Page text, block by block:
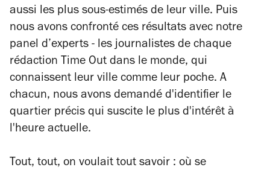
aussi les plus sous-estimés de leur ville. Puis
nous avons confronté ces résultats avec notre
panel d’experts - les journalistes de chaque
rédaction Time Out dans le monde, qui
connaissent leur ville comme leur poche. A
chacun, nous avons demandé d'identifier le
quartier précis qui suscite le plus d'intérêt à
l'heure actuelle.
Tout, tout, on voulait tout savoir : où se